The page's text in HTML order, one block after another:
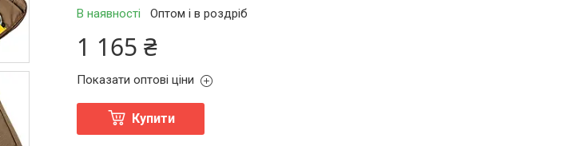
В наявності Оптом і в роздріб
1 165 ₴
Показати оптові ціни
Купити